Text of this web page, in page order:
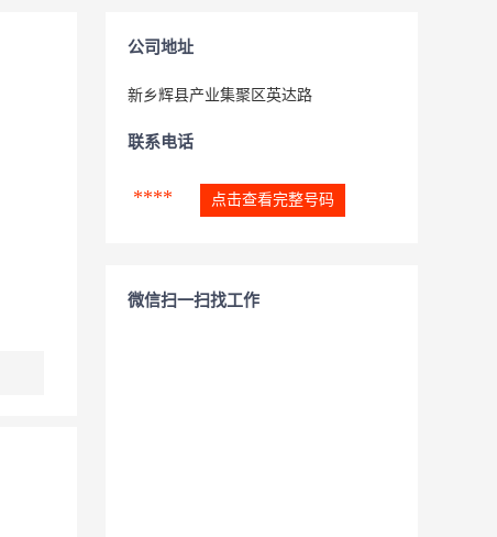
公司地址
新乡辉县产业集聚区英达路
联系电话
**** 点击查看完整号码
微信扫一扫找工作